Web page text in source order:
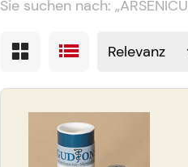
Sie suchen nach: „